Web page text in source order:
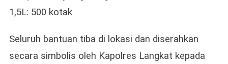
1,5L: 500 kotak
Seluruh bantuan tiba di lokasi dan diserahkan
secara simbolis oleh Kapolres Langkat kepada